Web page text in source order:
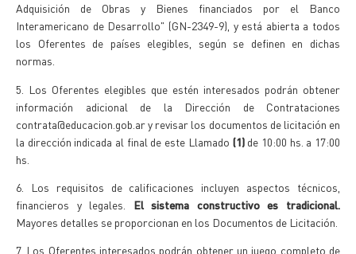
Adquisición de Obras y Bienes financiados por el Banco
Interamericano de Desarrollo" (GN-2349-9), y está abierta a todos
los Oferentes de países elegibles, según se definen en dichas
normas.
5.
Los Oferentes elegibles que estén interesados podrán obtener
información adicional de la
Dirección de Contrataciones
contrata@educacion.gob.ar y revisar los documentos de licitación en
la dirección indicada al final de este Llamado (1) de 10:00 hs. a 17:00
hs.
6.
Los requisitos de calificaciones incluyen aspectos técnicos,
financieros y legales. El sistema constructivo es tradicional.
Mayores detalles se proporcionan en los Documentos de Licitación.
7. Los Oferentes interesados podrán obtener un juego completo de